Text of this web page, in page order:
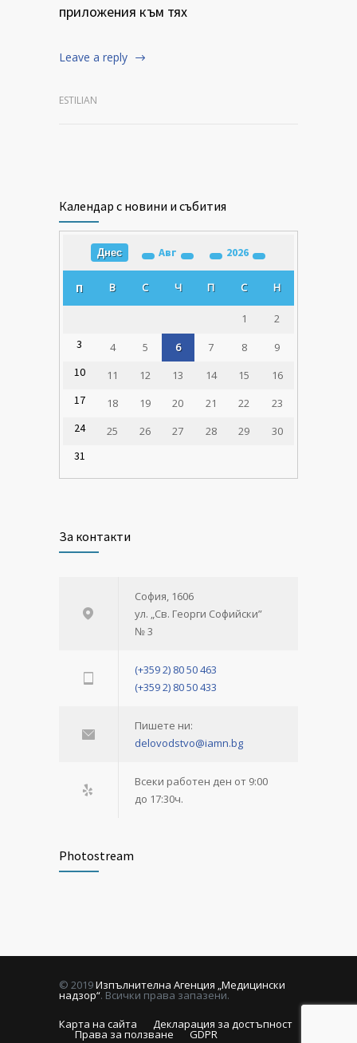
приложения към тях
Leave a reply
ESTILIAN
Календар с новини и събития
Днес Авг 2026
П В С Ч П С Н
1
2
3
4 5 6 7 8
9
10
11 12 13 14 15
16
17
18 19 20 21 22
23
24
25 26 27 28 29
30
31
За контакти
София, 1606
ул. „Св. Георги Софийски”
№ 3
(+359 2) 80 50 463
(+359 2) 80 50 433
Пишете ни:
delovodstvo@iamn.bg
Всеки работен ден от 9:00
до 17:30ч.
Photostream
© 2019Изпълнителна Агенция „Медицински
надзор“. Всички права запазени.
Карта на сайта
Декларация за достъпност
Права за ползване GDPR